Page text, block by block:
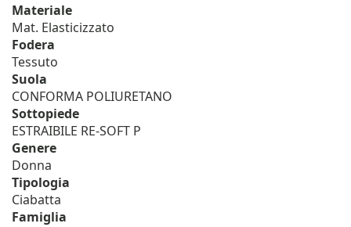
Materiale
Mat. Elasticizzato
Fodera
Tessuto
Suola
CONFORMA POLIURETANO
Sottopiede
ESTRAIBILE RE-SOFT P
Genere
Donna
Tipologia
Ciabatta
Famiglia